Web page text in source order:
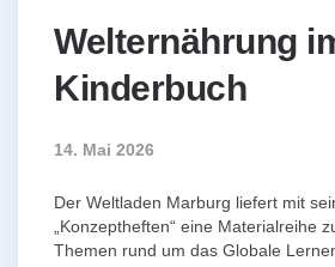
Welternährung
Kinderbuch
14. Mai 2026
Der Weltladen Marburg liefert mit
„Konzeptheften“ eine Materialreihe
Themen rund um das Globale